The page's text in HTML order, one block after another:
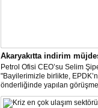
Akaryakıtta indirim
Petrol Ofisi CEO’su Selim
"Bayilerimizle birlikte,
önderliğinde yapılan
sonucunda, dağıtım masraf
paylarımızdan fedakârlık